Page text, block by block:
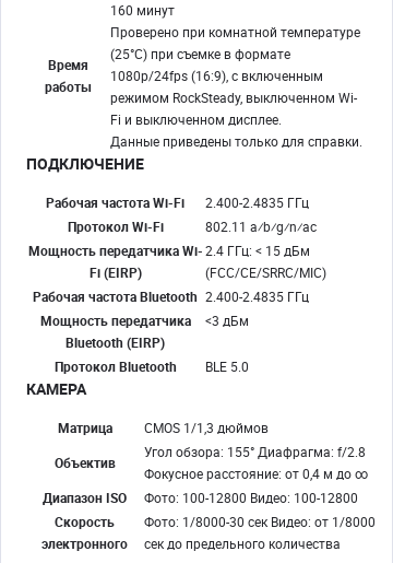
Время
работы
160 минут
Проверено при комнатной температуре
(25°C) при съемке в формате
1080p/24fps (16:9), с включенным
режимом RockSteady, выключенном Wi-
Fi и выключенном дисплее.
Данные приведены только для справки.
ПОДКЛЮЧЕНИЕ
Рабочая частота Wi-Fi
2.400-2.4835 ГГц
Протокол Wi-Fi
802.11 a⁄b⁄g⁄n⁄ac
Мощность передатчика Wi-
Fi (EIRP)
2.4 ГГц: < 15 дБм
(FCC/CE/SRRC/MIC)
Рабочая частота Bluetooth 2.400-2.4835 ГГц
Мощность передатчика
Bluetooth (EIRP)
<3 дБм
Протокол Bluetooth BLE 5.0
КАМЕРА
Матрица
CMOS 1/1,3 дюймов
Объектив
Угол обзора: 155° Диафрагма: f/2.8
Фокусное расстояние: от 0,4 м до ∞
Диапазон ISO
Фото: 100-12800 Видео: 100-12800
Скорость
электронного
Фото: 1/8000-30 сек Видео: от 1/8000
сек до предельного количества